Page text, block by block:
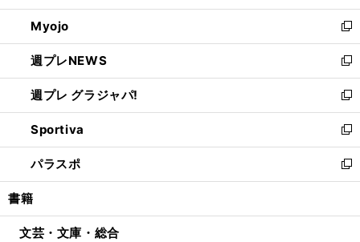
開
く
ウ
で
開
く
ン
ド
ウ
で
開
く
ウ
ィ
ン
ド
ウ
で
開
く
Myojo
新
し
い
ウ
ィ
ン
ド
ウ
で
開
週プレNEWS
新
し
い
ウ
ィ
ン
ド
ウ
開
週プレ グラジャパ!
新
し
い
ウ
ィ
ン
ウ
Sportiva
新
し
い
ウ
ン
パラスポ
新
し
ウ
書籍
文芸・文庫・総合